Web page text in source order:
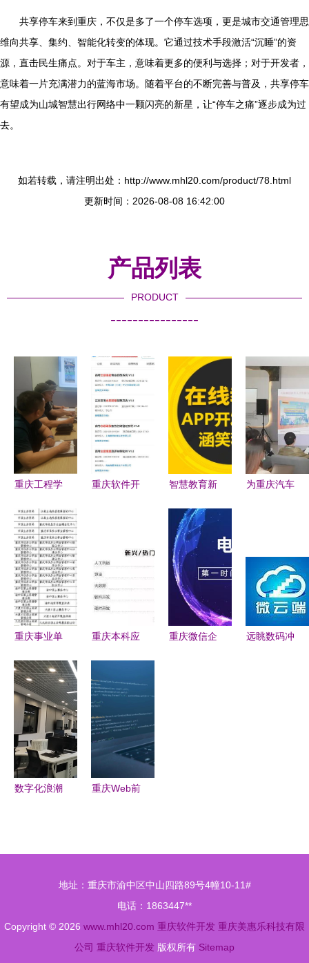
共享停车来到重庆，不仅是多了一个停车选项，更是城市交通管理思
维向共享、集约、智能化转变的体现。它通过技术手段激活“沉睡”的资
源，直击民生痛点。对于车主，意味着更多的便利与选择；对于开发者，
意味着一片充满潜力的蓝海市场。随着平台的不断完善与普及，共享停车
有望成为山城智慧出行网络中一颗闪亮的新星，让“停车之痛”逐步成为过
去。
如若转载，请注明出处：http://www.mhl20.com/product/78.html
更新时间：2026-08-08 16:42:00
产品列表
PRODUCT
----------------
重庆工程学
庆软件开发
人才的摇篮
重庆软件开
智慧教育新
在线教育软
件开发与
APP定制助
力数字化转
型
为重庆汽车
研发中心正
式上线
重庆事业单
·软件开发
方向定位
重庆本科应
5044元 你
是否站在阴
影里？
重庆微信企
远眺数码冲
数字化浪潮
力大数据与
重庆Web前
新方向
地址：重庆市渝中区中山四路89号4幢10-11#
电话：1863447**
Copyright © 2026 www.mhl20.com 重庆软件开发 重庆美惠乐科技有限
公司 重庆软件开发 版权所有 Sitemap